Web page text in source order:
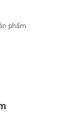
phẩm